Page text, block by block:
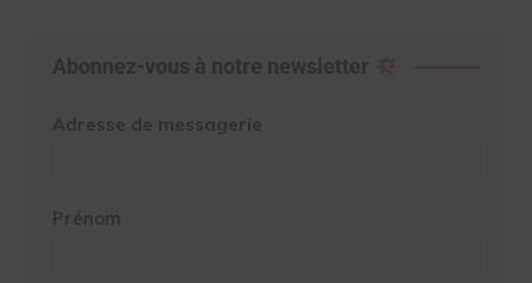
Abonnez-vous à notre newsletter
Adresse de messagerie
Prénom